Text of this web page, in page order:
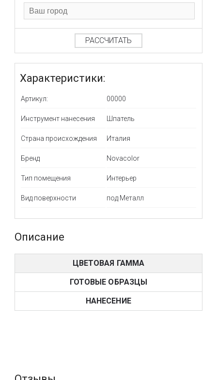
РАССЧИТАТЬ
Характеристики:
Артикул: 00000
Инструмент нанесения Шпатель
Страна происхождения Италия
Бренд Novacolor
Тип помещения Интерьер
Вид поверхности под Металл
Описание
ЦВЕТОВАЯ ГАММА
ГОТОВЫЕ ОБРАЗЦЫ
НАНЕСЕНИЕ